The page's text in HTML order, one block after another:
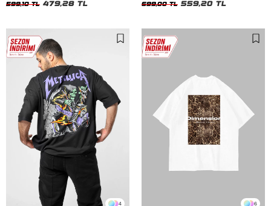
599,10 TL 479,28 TL 699,00 TL 559,20 TL
4 6